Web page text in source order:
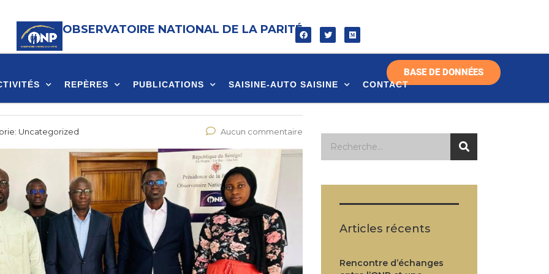
OBSERVATOIRE NATIONAL DE LA PARITÉ
REPÈRES PUBLICATIONS SAISINE-AUTO SAISINE CONTACT
BASE DE DONNÉES
Uncategorized Aucun commentaire
Articles récents
Rencontre d’échanges